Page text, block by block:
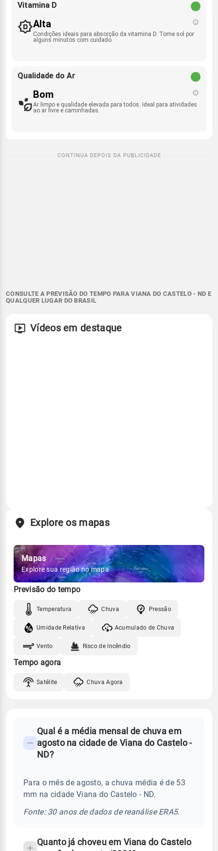
Vitamina D
Alta
Condições ideais para absorção da vitamina D. Tome sol por
alguns minutos com cuidado.
Qualidade do Ar
Bom
Ar limpo e qualidade elevada para todos. Ideal para atividades
ao ar livre e caminhadas.
CONSULTE A PREVISÃO DO TEMPO PARA VIANA DO CASTELO - ND E
QUALQUER LUGAR DO BRASIL
Vídeos em destaque
Explore os mapas
Mapas
Explore sua região no mapa
Previsão do tempo
Temperatura Chuva Pressão
Umidade Relativa Acumulado de Chuva
Vento Risco de Incêndio
Tempo agora
Satélite Chuva Agora
Perguntas
frequentes
chuva
temperatura
Qual é a média mensal de chuva em
agosto na cidade de Viana do Castelo -
ND?
Para o mês de agosto, a chuva média é de 53
mm na cidade Viana do Castelo - ND.
Fonte: 30 anos de dados de reanálise ERA5.
Quanto já choveu em Viana do Castelo